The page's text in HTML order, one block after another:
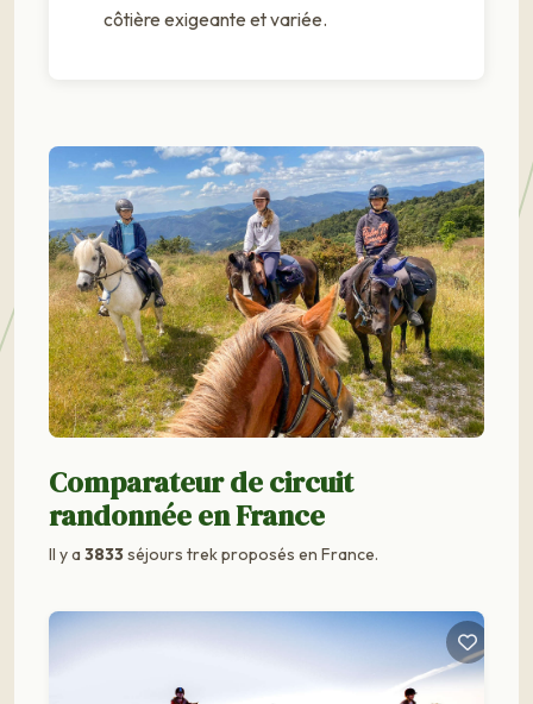
côtière exigeante et variée.
Comparateur de circuit
randonnée en France
Il y a 3833séjours trek proposés en France.